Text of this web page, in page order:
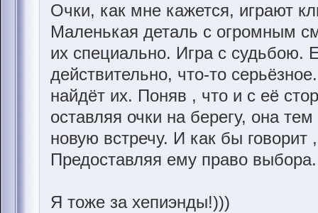
Очки, как мне кажется, играют
Маленькая деталь с огромным
их специально. Игра с судьбою.
действительно, что-то
найдёт их. Поняв , что и с её
оставляя очки на берегу, она
новую встречу. И как бы
Предоставляя ему право
Я тоже за хепиэнды!)))